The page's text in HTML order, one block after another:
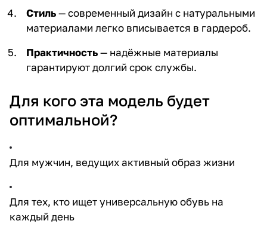
Стиль— современный дизайн с натуральными
материалами легко вписывается в гардероб.
Практичность— надёжные материалы
гарантируют долгий срок службы.
Для кого эта модель будет
оптимальной?
Для мужчин, ведущих активный образ жизни
Для тех, кто ищет универсальную обувь на
каждый день